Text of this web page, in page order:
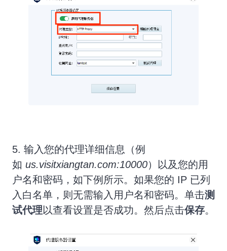
5. 输入您的代理详细信息（例
如 us.visitxiangtan.com:10000）以及您的用
户名和密码，如下例所示。如果您的 IP 已列
入白名单，则无需输入用户名和密码。单击测
试代理以查看设置是否成功。然后点击保存。